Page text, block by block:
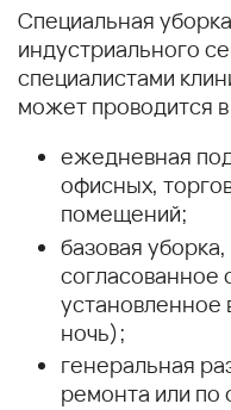
Специальная
индустриального
специалистами
может проводится
ежедневная
офисных,
помещений;
базовая
согласованное
установленное
ночь);
генеральная
ремонта или по